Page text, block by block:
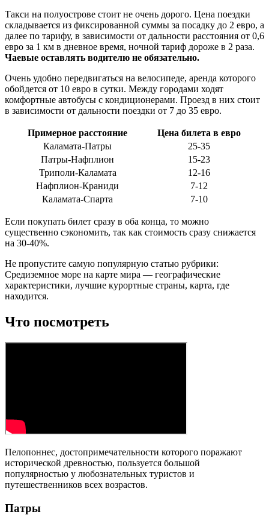
Такси на полуострове стоит не очень дорого. Цена поездки
складывается из фиксированной суммы за посадку до 2 евро, а
далее по тарифу, в зависимости от дальности расстояния от 0,6
евро за 1 км в дневное время, ночной тариф дороже в 2 раза.
Чаевые оставлять водителю не обязательно.
Очень удобно передвигаться на велосипеде, аренда которого
обойдется от 10 евро в сутки. Между городами ходят
комфортные автобусы с кондиционерами. Проезд в них стоит
в зависимости от дальности поездки от 7 до 35 евро.
Примерное расстояние
Цена билета в евро
Каламата-Патры
25-35
Патры-Нафплион
15-23
Триполи-Каламата
12-16
Нафплион-Краниди
7-12
Каламата-Спарта
7-10
Если покупать билет сразу в оба конца, то можно
существенно сэкономить, так как стоимость сразу снижается
на 30-40%.
Не пропустите самую популярную статью рубрики:
Средиземное море на карте мира — географические
характеристики, лучшие курортные страны, карта, где
находится.
Что посмотреть
Пелопоннес, достопримечательности которого поражают
исторической древностью, пользуется большой
популярностью у любознательных туристов и
путешественников всех возрастов.
Патры